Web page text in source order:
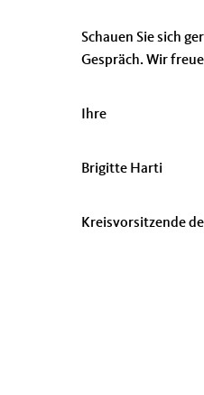
Schauen Sie sich
Gespräch. Wir
Ihre
Brigitte Harti
Kreisvorsitzende